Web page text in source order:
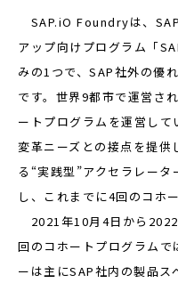
SAP.iO Foundryは、
アップ向けプログラム「
みの1つで、SAP社外の優
です。世界9都市で運営さ
ートプログラムを運営し
変革ニーズとの接点を提供
る“実践型”アクセラレー
し、これまでに4回のコホ
2021年10月4日から
回のコホートプログラムで
ーは主にSAP社内の製品ス